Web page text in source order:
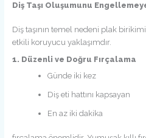
Diş Taşı Oluşumunu
Diş taşının temel nedeni plak
etkili koruyucu yaklaşımdır.
1. Düzenli ve Doğru Fırçalama
Günde iki kez
Diş eti hattını kapsayan
En az iki dakika